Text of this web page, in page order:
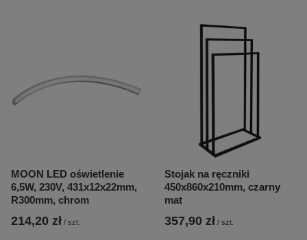
MOON LED oświetlenie
6,5W, 230V, 431x12x22mm,
R300mm, chrom
214,20 zł / szt.
Stojak na ręczniki
450x860x210mm, czarny
mat
357,90 zł / szt.